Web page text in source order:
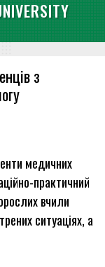
з
медичних
практичний
вчили
ситуаціях, а